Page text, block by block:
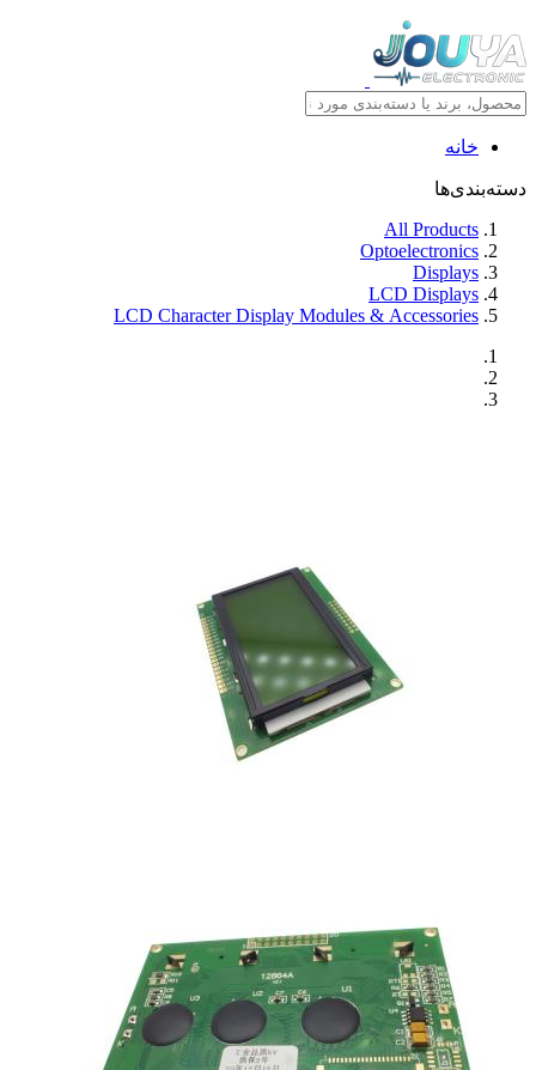
خانه
دسته‌بندی‌ها
All Products
Optoelectronics
Displays
LCD Displays
LCD Character Display Modules & Accessories